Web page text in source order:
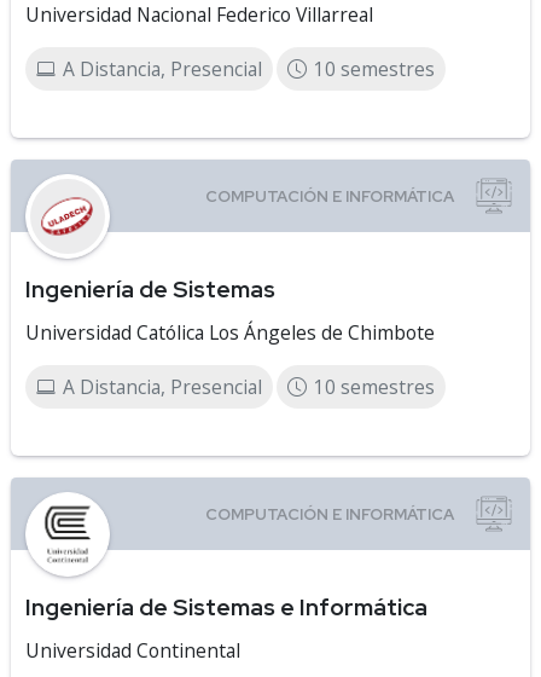
Universidad Nacional Federico Villarreal
A Distancia, Presencial 10 semestres
Ingeniería de Sistemas
Universidad Católica Los Ángeles de Chimbote
A Distancia, Presencial 10 semestres
Ingeniería de Sistemas e Informática
Universidad Continental